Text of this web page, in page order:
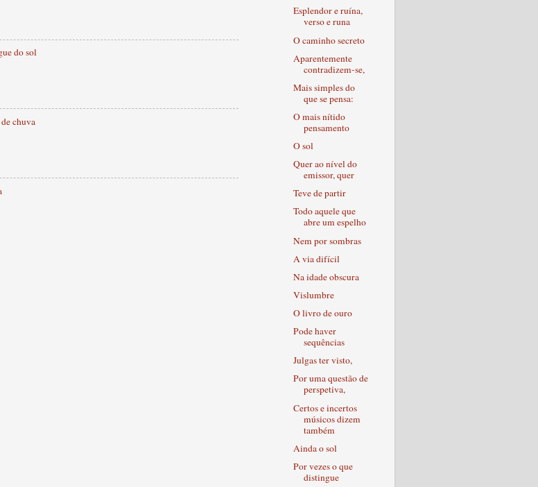
do sol
chuva
Esplendor e ruína,
verso e runa
O caminho secreto
Aparentemente
contradizem-se,
Mais simples do
que se pensa:
O mais nítido
pensamento
O sol
Quer ao nível do
emissor, quer
Teve de partir
Todo aquele que
abre um espelho
Nem por sombras
A via difícil
Na idade obscura
Vislumbre
O livro de ouro
Pode haver
sequências
Julgas ter visto,
Por uma questão de
perspetiva,
Certos e incertos
músicos dizem
também
Ainda o sol
Por vezes o que
distingue